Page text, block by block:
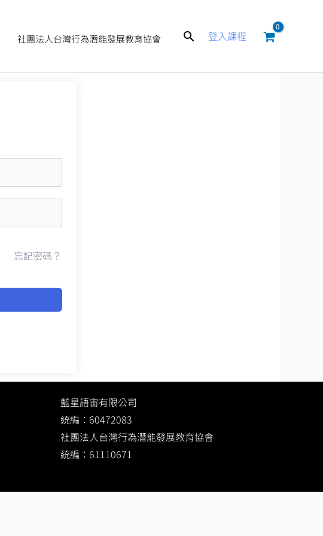
社團法人台灣行為潛能發展教育協會
搜
登入課程
忘記密碼？
藍星語宙有限公司
統編：60472083
社團法人台灣行為潛能發展教育協會
統編：61110671